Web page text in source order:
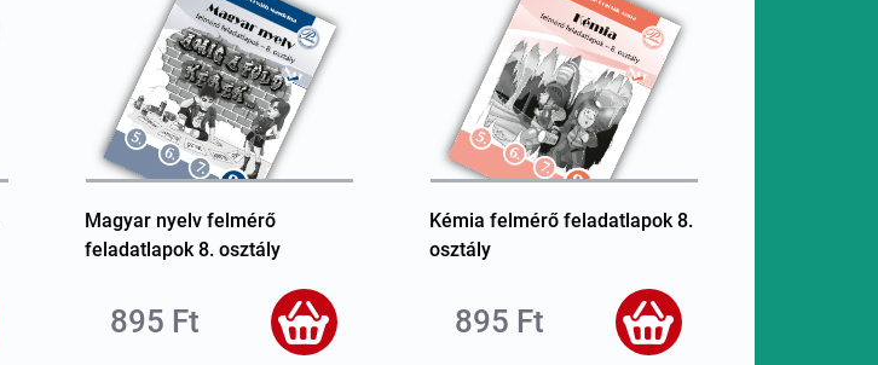
Magyar nyelv felmérő
feladatlapok 8. osztály
895 Ft
Kémia felmérő feladatlapok 8.
osztály
895 Ft